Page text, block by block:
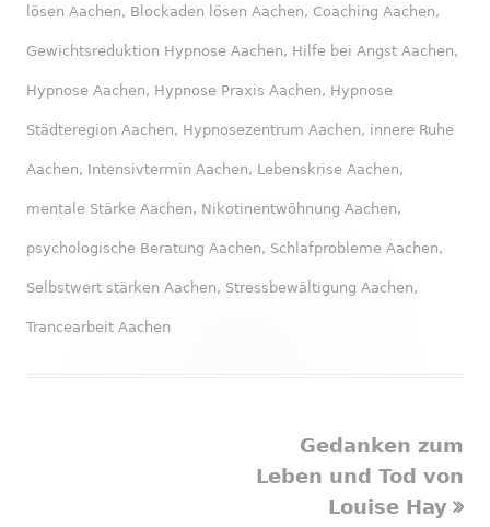
lösen Aachen, Blockaden lösen Aachen, Coaching Aachen,
Gewichtsreduktion Hypnose Aachen, Hilfe bei Angst Aachen,
Hypnose Aachen, Hypnose Praxis Aachen, Hypnose
Städteregion Aachen, Hypnosezentrum Aachen, innere Ruhe
Aachen, Intensivtermin Aachen, Lebenskrise Aachen,
mentale Stärke Aachen, Nikotinentwöhnung Aachen,
psychologische Beratung Aachen, Schlafprobleme Aachen,
Selbstwert stärken Aachen, Stressbewältigung Aachen,
Trancearbeit Aachen
BeitragsnavigationNächster
Beitrag
Gedanken zum
Leben und Tod von
Louise Hay